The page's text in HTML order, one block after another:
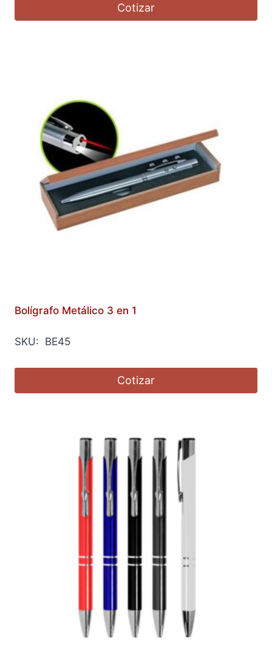
Cotizar
Bolígrafo Metálico 3 en 1
SKU: BE45
Cotizar